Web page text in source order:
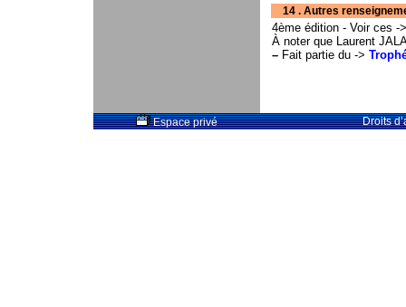
14 . Autres
4ème édition - Voir ces -
À noter que Laurent
– Fait partie du ->
Espace privé Droits